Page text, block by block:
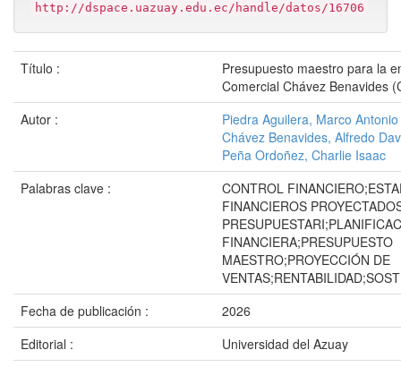
http://dspace.uazuay.edu.ec/handle/datos/16706
Título :
Presupuesto maestro para la
Comercial Chávez Benavides
Autor :
Piedra Aguilera, Marco Antonio
Chávez Benavides, Alfredo
Peña Ordoñez, Charlie Isaac
Palabras clave :
CONTROL
FINANCIEROS
FINANCIERA;PRESUPUESTO
MAESTRO;PROYECCIÓN DE
Fecha de publicación :
2026
Editorial :
Universidad del Azuay